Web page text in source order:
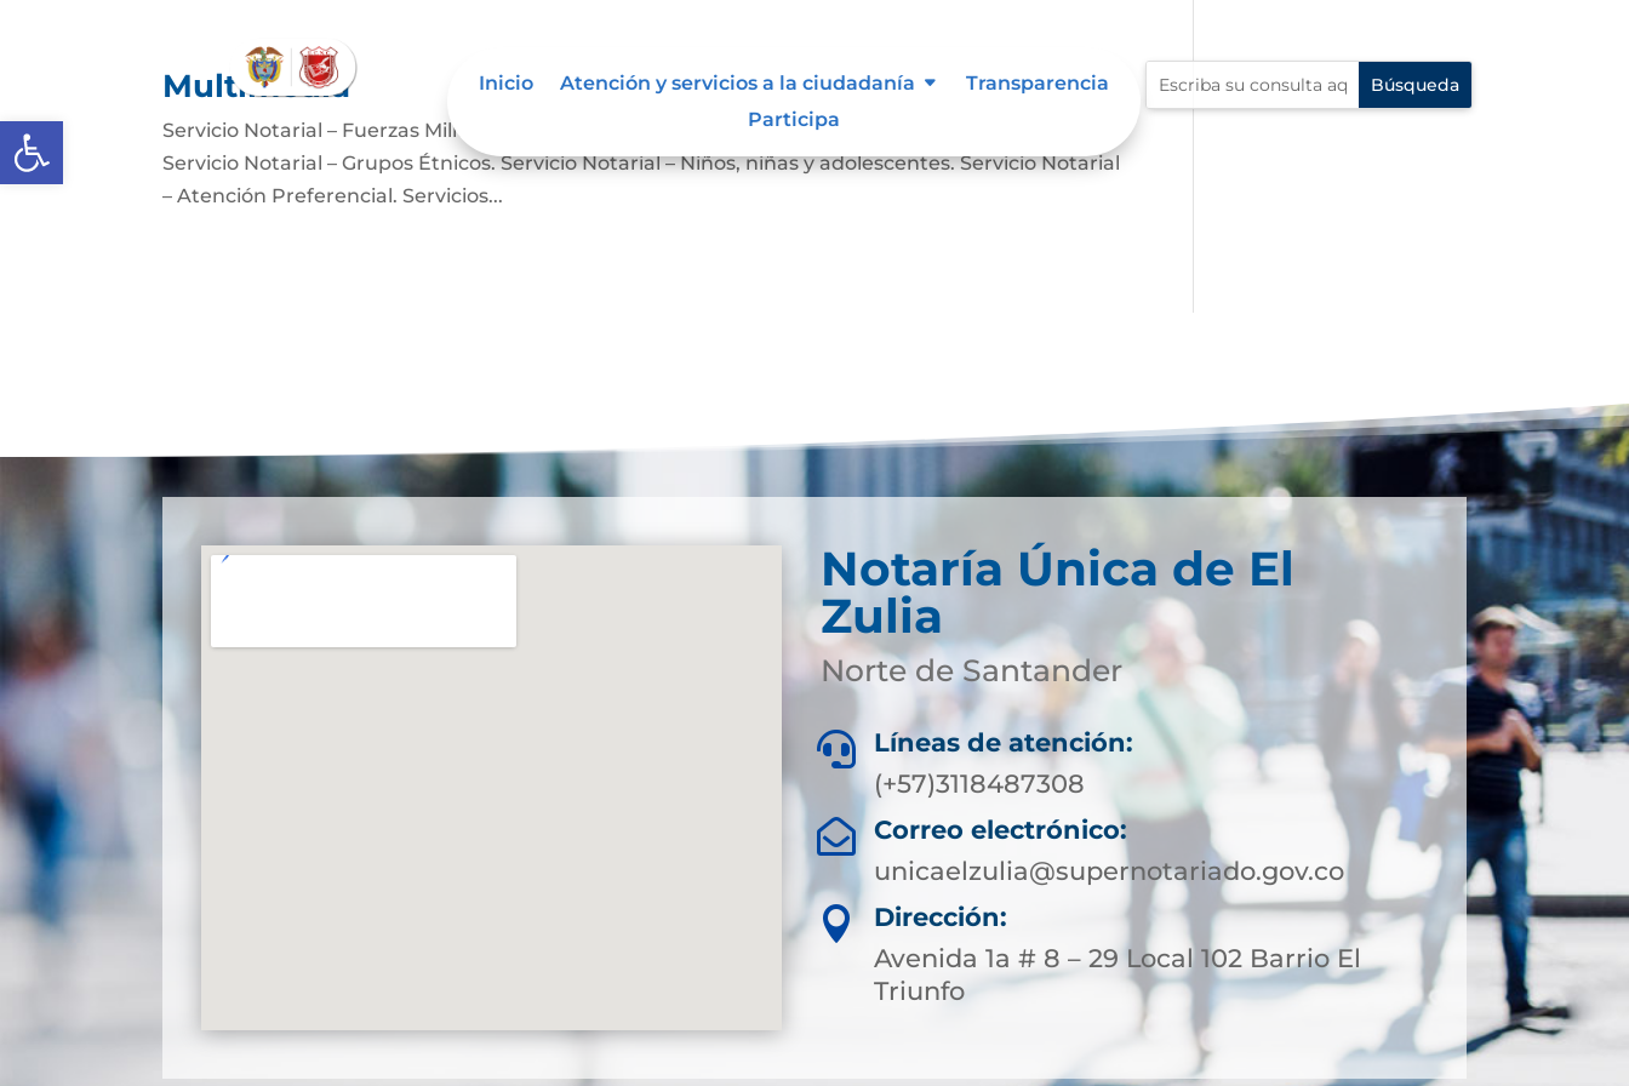
Abrir barra de herramientas
Inicio Atención y servicios a la ciudadanía
Transparencia
Participa
Multimedia
Servicio Notarial – Fuerzas Militares. Servicio Notarial – Personas en Situación de Discapacidad.
Servicio Notarial – Grupos Étnicos. Servicio Notarial – Niños, niñas y adolescentes. Servicio Notarial
– Atención Preferencial. Servicios...
Notaría Única de El
Zulia
Norte de Santander

Líneas de atención:
(+57)3118487308

Correo electrónico:
unicaelzulia@supernotariado.gov.co

Dirección:
Avenida 1a # 8 – 29 Local 102 Barrio El
Triunfo